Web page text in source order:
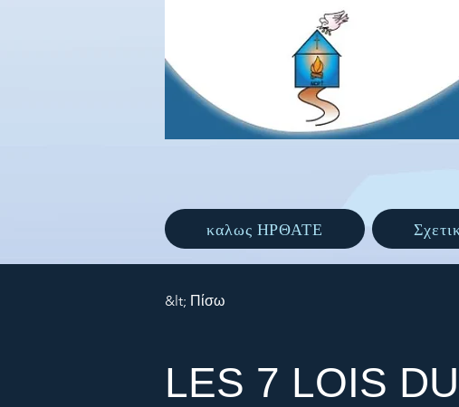
καλως ΗΡΘΑΤΕ
&lt; Πίσω
LES 7 LOIS